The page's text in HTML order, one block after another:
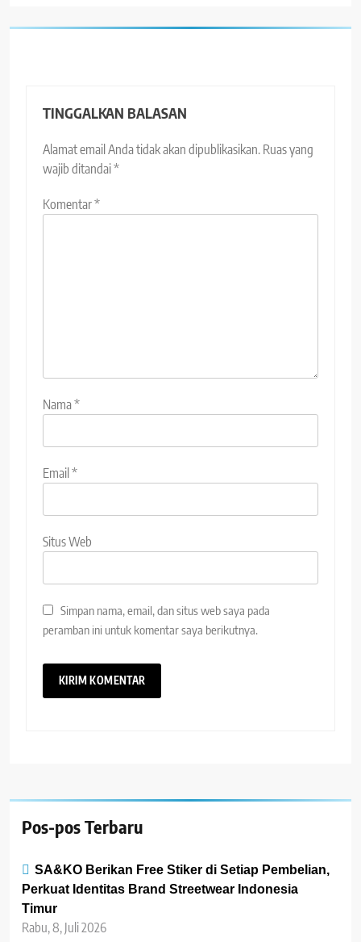
TINGGALKAN BALASAN
Alamat email Anda tidak akan dipublikasikan. Ruas yang
wajib ditandai*
Komentar*
Nama*
Email *
Situs Web
Simpan nama, email, dan situs web saya pada
peramban ini untuk komentar saya berikutnya.
Pos-pos Terbaru
SA&KO Berikan Free Stiker di Setiap Pembelian,
Perkuat Identitas Brand Streetwear Indonesia
Timur
Rabu, 8, Juli 2026